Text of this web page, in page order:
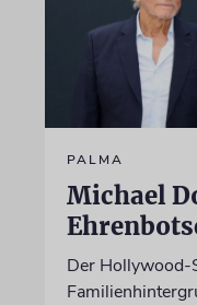
PALMA
Michael
Der Hollywood-